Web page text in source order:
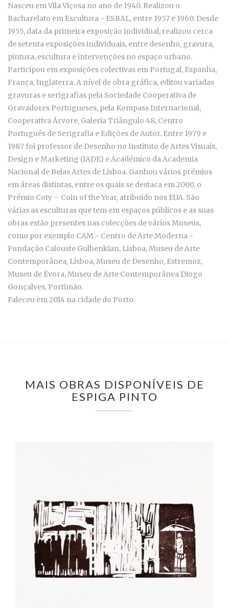
Nasceu em Vila Viçosa no ano de 1940. Realizou o
Bacharelato em Escultura - ESBAL, entre 1957 e 1960. Desde
1955, data da primeira exposição individual, realizou cerca
de setenta exposições individuais, entre desenho, gravura,
pintura, escultura e intervenções no espaço urbano.
Participou em exposições colectivas em Portugal, Espanha,
França, Inglaterra. A nível de obra gráfica, editou variadas
gravuras e serigrafias pela Sociedade Cooperativa de
Gravadores Portugueses, pela Kompass Internacional,
Cooperativa Árvore, Galeria Triângulo 48, Centro
Português de Serigrafia e Edições de Autor. Entre 1979 e
1987 foi professor de Desenho no Instituto de Artes Visuais,
Design e Marketing (IADE) e Académico da Academia
Nacional de Belas Artes de Lisboa. Ganhou vários prémios
em áreas distintas, entre os quais se destaca em 2000, o
Prémio Coty – Coin of the Year, atribuido nos EUA. São
várias as esculturas que tem em espaços públicos e as suas
obras estão presentes nas colecções de vários Museus,
como por exemplo CAM - Centro de Arte Moderna -
Fundação Calouste Gulbenkian, Lisboa, Museu de Arte
Contemporânea, Lisboa, Museu de Desenho, Estremoz,
Museu de Évora, Museu de Arte Contemporânea Diogo
Gonçalves, Portimão.
Faleceu em 2014 na cidade do Porto.
MAIS OBRAS DISPONÍVEIS DE
ESPIGA PINTO